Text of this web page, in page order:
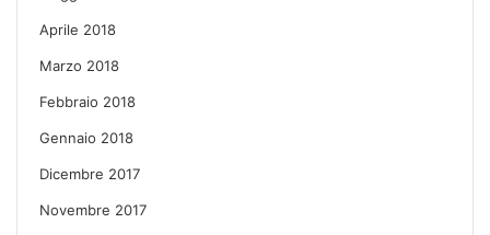
Aprile 2018
Marzo 2018
Febbraio 2018
Gennaio 2018
Dicembre 2017
Novembre 2017